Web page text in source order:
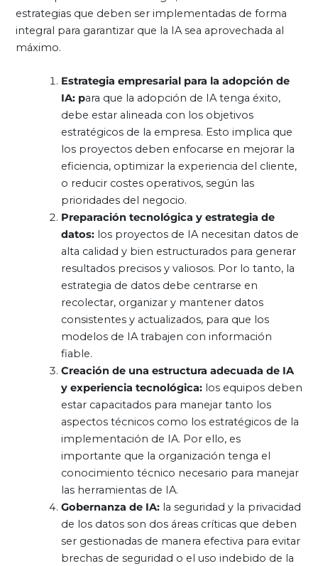
estrategias que deben ser implementadas de forma
integral para garantizar que la IA sea aprovechada al
máximo.
Estrategia empresarial para la adopción de
IA: para que la adopción de IA tenga éxito,
debe estar alineada con los objetivos
estratégicos de la empresa. Esto implica que
los proyectos deben enfocarse en mejorar la
eficiencia, optimizar la experiencia del cliente,
o reducir costes operativos, según las
prioridades del negocio.
Preparación tecnológica y estrategia de
datos:los proyectos de IA necesitan datos de
alta calidad y bien estructurados para generar
resultados precisos y valiosos. Por lo tanto, la
estrategia de datos debe centrarse en
recolectar, organizar y mantener datos
consistentes y actualizados, para que los
modelos de IA trabajen con información
fiable.
Creación de una estructura adecuada de IA
y experiencia tecnológica:los equipos deben
estar capacitados para manejar tanto los
aspectos técnicos como los estratégicos de la
implementación de IA. Por ello, es
importante que la organización tenga el
conocimiento técnico necesario para manejar
las herramientas de IA.
Gobernanza de IA: la seguridad y la privacidad
de los datos son dos áreas críticas que deben
ser gestionadas de manera efectiva para evitar
brechas de seguridad o el uso indebido de la